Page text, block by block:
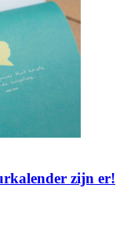
zijn er!